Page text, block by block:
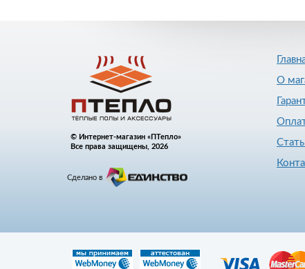
© Интернет-магазин «ПТепло»
Все права защищены, 2026
О
Сделано в